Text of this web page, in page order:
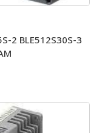
2 BLE512S30S-3